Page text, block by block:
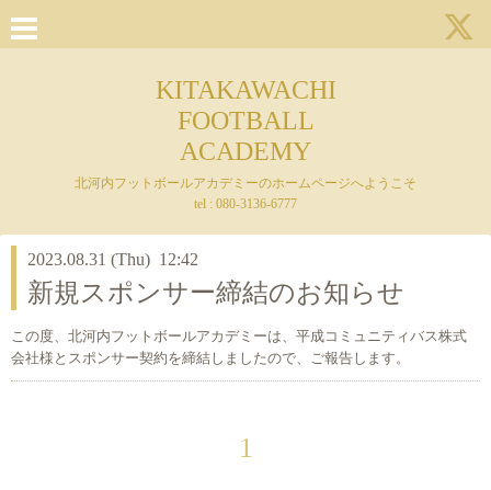
KITAKAWACHI
FOOTBALL
ACADEMY
北河内フットボールアカデミーのホームページへようこそ
tel : 080-3136-6777
2023.08.31 (Thu) 12:42
新規スポンサー締結のお知らせ
この度、北河内フットボールアカデミーは、平成コミュニティバス株式
会社様とスポンサー契約を締結しましたので、ご報告します。
1